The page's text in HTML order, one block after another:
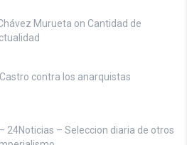
Murueta on Cantidad de
contra los anarquistas
24Noticias – Seleccion diaria de otros